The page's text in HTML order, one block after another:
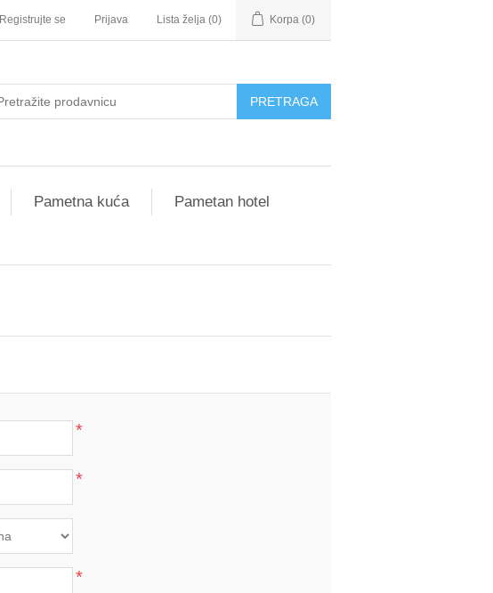
Registrujte se Prijava Lista želja (0) Korpa (0)
Pametna kuća
Pametan hotel
*
*
*